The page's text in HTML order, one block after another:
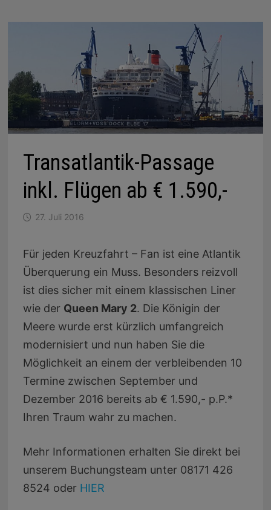
Transatlantik-Passage
inkl. Flügen ab € 1.590,-
27. Juli 2016
Für jeden Kreuzfahrt – Fan ist eine Atlantik
Überquerung ein Muss. Besonders reizvoll
ist dies sicher mit einem klassischen Liner
wie der Queen Mary 2. Die Königin der
Meere wurde erst kürzlich umfangreich
modernisiert und nun haben Sie die
Möglichkeit an einem der verbleibenden 10
Termine zwischen September und
Dezember 2016 bereits ab € 1.590,- p.P.*
Ihren Traum wahr zu machen.
Mehr Informationen erhalten Sie direkt bei
unserem Buchungsteam unter 08171 426
8524 oder HIER